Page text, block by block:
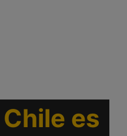
es